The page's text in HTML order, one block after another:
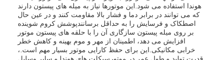
هوندا استفاده می شود.این موتورها نیاز به میله های پیستون دارند
که می توانند در برابر دما و فشار بالا مقاومت کنند و در عین حال
اصطکاک و فرسایش را به حداقل برسانندپوشش کروم شوینده
بر روی میله پیستون سازگاری آن را با حلقه های پیستون موتور
افزایش می دهد، اطمینان از مهر و موم بهینه و کاهش خطر
خرابی مکانیکی.این برای حفظ کارایی موتور بسیار مهم است.،